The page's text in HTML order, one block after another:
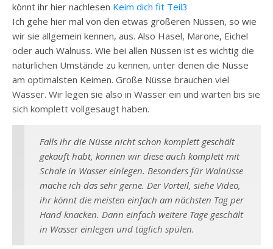
könnt ihr hier nachlesen Keim dich fit Teil3
Ich gehe hier mal von den etwas größeren Nüssen, so wie
wir sie allgemein kennen, aus. Also Hasel, Marone, Eichel
oder auch Walnuss. Wie bei allen Nüssen ist es wichtig die
natürlichen Umstände zu kennen, unter denen die Nüsse
am optimalsten Keimen. Große Nüsse brauchen viel
Wasser. Wir legen sie also in Wasser ein und warten bis sie
sich komplett vollgesaugt haben.
Falls ihr die Nüsse nicht schon komplett geschält
gekauft habt, können wir diese auch komplett mit
Schale in Wasser einlegen. Besonders für Walnüsse
mache ich das sehr gerne. Der Vorteil, siehe Video,
ihr könnt die meisten einfach am nächsten Tag per
Hand knacken. Dann einfach weitere Tage geschält
in Wasser einlegen und täglich spülen.